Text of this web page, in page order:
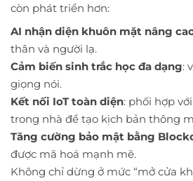
còn phát triển hơn:
AI nhận diện khuôn mặt nâng
thân và người lạ.
Cảm biến sinh trắc học đa dạng:
giọng nói.
Kết nối IoT toàn diện: phối hợp
trong nhà để tạo kịch bản thông
Tăng cường bảo mật bằng
được mã hoá mạnh mẽ.
Không chỉ dừng ở mức “mở cửa